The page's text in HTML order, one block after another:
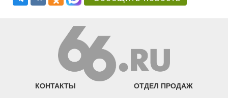
КОНТАКТЫ ОТДЕЛ ПРОДАЖ